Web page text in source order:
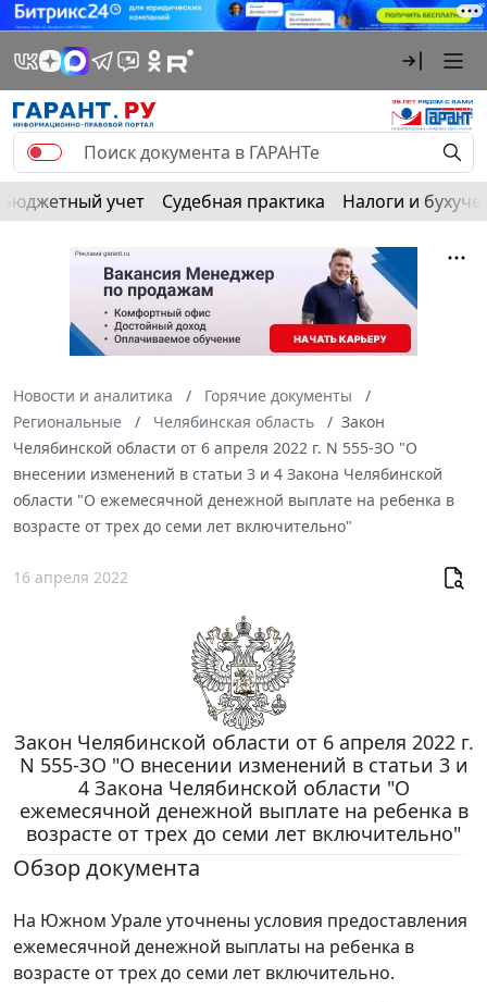
Бюджетный учет Судебная практика Налоги и
Новости и аналитика
Горячие документы
Региональные
Челябинская область
Закон
Челябинской области от 6 апреля 2022 г. N 555-ЗО "О
внесении изменений в статьи 3 и 4 Закона Челябинской
области "О ежемесячной денежной выплате на ребенка в
возрасте от трех до семи лет включительно"
16 апреля 2022
Закон Челябинской области от 6 апреля 2022 г.
N 555-ЗО "О внесении изменений в статьи 3 и
4 Закона Челябинской области "О
ежемесячной денежной выплате на ребенка в
возрасте от трех до семи лет включительно"
Обзор документа
На Южном Урале уточнены условия предоставления
ежемесячной денежной выплаты на ребенка в
возрасте от трех до семи лет включительно.